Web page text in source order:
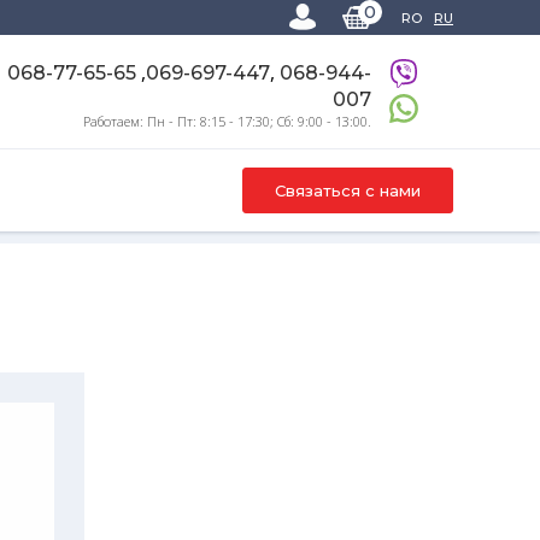
0 RO RU
068-77-65-65 ,069-697-447, 068-944-
007
Работаем: Пн - Пт: 8:15 - 17:30; Сб: 9:00 - 13:00.
Связаться с нами